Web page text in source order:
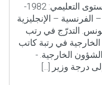
1982) في الحقل الدبلوماسي والعلاقات الدولية. المستوى التعليمي: 1982-
الفرنسية – الإنجليزية
تونس. التدرّج في رتب
الشؤون الخارجية في رتبة كاتب
مستشار الشؤون الخارجية. -